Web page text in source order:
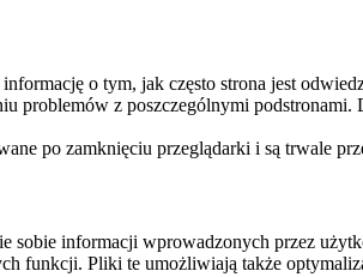
o tym, jak często strona jest
problemów z poszczególnymi
po zamknięciu przeglądarki i są trwale
sobie informacji wprowadzonych przez
funkcji. Pliki te umożliwiają także